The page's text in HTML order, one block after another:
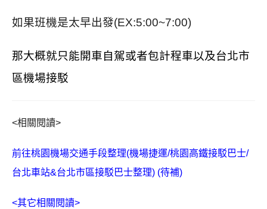
如果班機是太早出發(EX:5:00~7:00)
那大概就只能開車自駕或者包計程車以及台北市
區機場接駁
<相關閱讀>
前往桃園機場交通手段整理(機場捷運/桃園高鐵接駁巴士/
台北車站&台北市區接駁巴士整理) (待補)
<其它相關閱讀>